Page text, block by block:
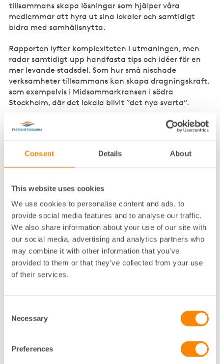
Consent Details About
This website uses cookies
We use cookies to personalise content and ads, to
provide social media features and to analyse our traffic.
We also share information about your use of our site with
our social media, advertising and analytics partners who
may combine it with other information that you’ve
provided to them or that they’ve collected from your use
of their services.
Selection
Necessary
Preferences
tillsammans skapa lösningar som hjälper våra
medlemmar att hyra ut sina lokaler och samtidigt
bidra med samhällsnytta.
Rapporten lyfter komplexiteten i utmaningen, men
radar samtidigt upp handfasta tips och idéer för en
mer levande stadsdel. Som hur små nischade
verksamheter tillsammans kan skapa dragningskraft,
som exempelvis i Midsommarkransen i södra
Stockholm, där det lokala blivit ”det nya svarta”.
Nischat, blandat och delat
ofta blir populära genom att servera exempelvis
närodlad mat och egenbryggt öl. Exempel på det ser
Majorna i Göteborg. Ett tips från rapporten är just att
utgå från det som är unikt för området. Generiska
lösningar gör ingen glad, minst av allt besökarna.
Ett blandat utbud är en annan framgångsfaktor. För
varje ny bransch som etablerar sig i stadskärnan ökar
besöksflödena med 1–2 procent, och det märks
speciellt i mindre städer. Men många verksamheter
som skapar attraktion har inte alltid möjlighet att
verksamheter eller RUT-/ ROT-centraler kan en lösning
vara att dela på såväl ytan som hyran, och
Teatrar, biografer, gallerier och restauranger skapar